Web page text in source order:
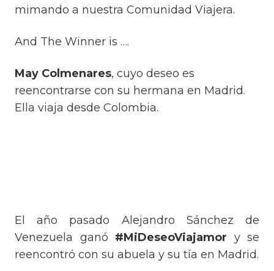
mimando a nuestra Comunidad Viajera.
And The Winner is ….
May Colmenares, cuyo deseo es
reencontrarse con su hermana en Madrid.
Ella viaja desde Colombia.
El año pasado Alejandro Sánchez de
Venezuela ganó #MiDeseoViajamor y se
reencontró con su abuela y su tía en Madrid.